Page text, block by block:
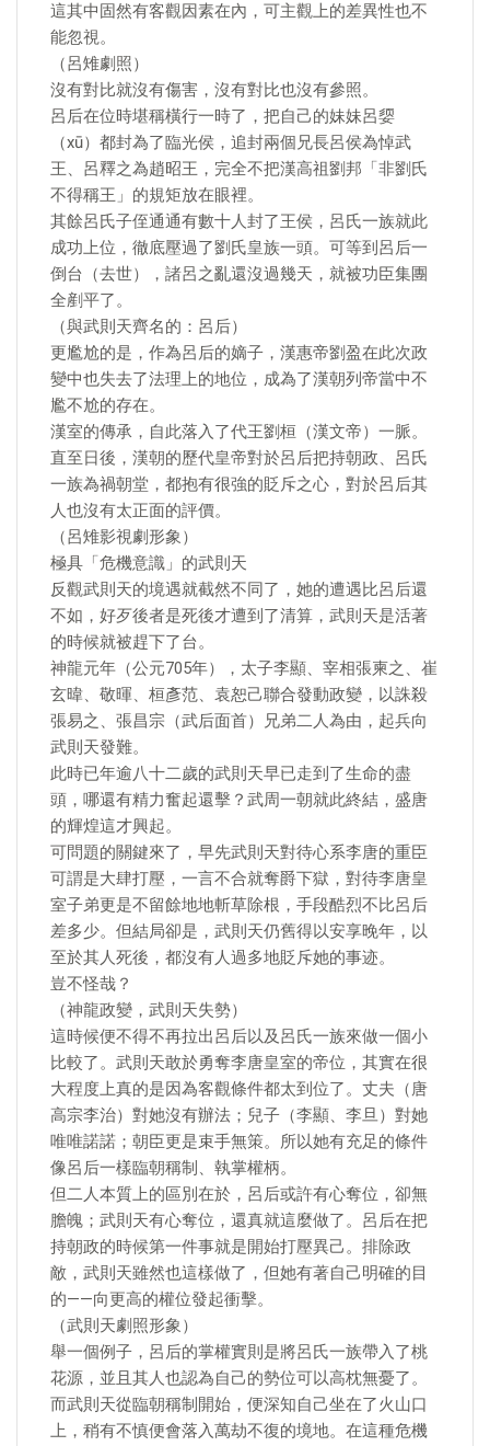
這其中固然有客觀因素在內，可主觀上的差異性也不
能忽視。
（呂雉劇照）
沒有對比就沒有傷害，沒有對比也沒有參照。
呂后在位時堪稱橫行一時了，把自己的妹妹呂媭
（xū）都封為了臨光侯，追封兩個兄長呂侯為悼武
王、呂釋之為趙昭王，完全不把漢高祖劉邦「非劉氏
不得稱王」的規矩放在眼裡。
其餘呂氏子侄通通有數十人封了王侯，呂氏一族就此
成功上位，徹底壓過了劉氏皇族一頭。可等到呂后一
倒台（去世），諸呂之亂還沒過幾天，就被功臣集團
全剷平了。
（與武則天齊名的：呂后）
更尷尬的是，作為呂后的嫡子，漢惠帝劉盈在此次政
變中也失去了法理上的地位，成為了漢朝列帝當中不
尷不尬的存在。
漢室的傳承，自此落入了代王劉桓（漢文帝）一脈。
直至日後，漢朝的歷代皇帝對於呂后把持朝政、呂氏
一族為禍朝堂，都抱有很強的貶斥之心，對於呂后其
人也沒有太正面的評價。
（呂雉影視劇形象）
極具「危機意識」的武則天
反觀武則天的境遇就截然不同了，她的遭遇比呂后還
不如，好歹後者是死後才遭到了清算，武則天是活著
的時候就被趕下了台。
神龍元年（公元705年），太子李顯、宰相張柬之、崔
玄暐、敬暉、桓彥范、袁恕己聯合發動政變，以誅殺
張易之、張昌宗（武后面首）兄弟二人為由，起兵向
武則天發難。
此時已年逾八十二歲的武則天早已走到了生命的盡
頭，哪還有精力奮起還擊？武周一朝就此終結，盛唐
的輝煌這才興起。
可問題的關鍵來了，早先武則天對待心系李唐的重臣
可謂是大肆打壓，一言不合就奪爵下獄，對待李唐皇
室子弟更是不留餘地地斬草除根，手段酷烈不比呂后
差多少。但結局卻是，武則天仍舊得以安享晚年，以
至於其人死後，都沒有人過多地貶斥她的事迹。
豈不怪哉？
（神龍政變，武則天失勢）
這時候便不得不再拉出呂后以及呂氏一族來做一個小
比較了。武則天敢於勇奪李唐皇室的帝位，其實在很
大程度上真的是因為客觀條件都太到位了。丈夫（唐
高宗李治）對她沒有辦法；兒子（李顯、李旦）對她
唯唯諾諾；朝臣更是束手無策。所以她有充足的條件
像呂后一樣臨朝稱制、執掌權柄。
但二人本質上的區別在於，呂后或許有心奪位，卻無
膽魄；武則天有心奪位，還真就這麼做了。呂后在把
持朝政的時候第一件事就是開始打壓異己。排除政
敵，武則天雖然也這樣做了，但她有著自己明確的目
的——向更高的權位發起衝擊。
（武則天劇照形象）
舉一個例子，呂后的掌權實則是將呂氏一族帶入了桃
花源，並且其人也認為自己的勢位可以高枕無憂了。
而武則天從臨朝稱制開始，便深知自己坐在了火山口
上，稍有不慎便會落入萬劫不復的境地。在這種危機